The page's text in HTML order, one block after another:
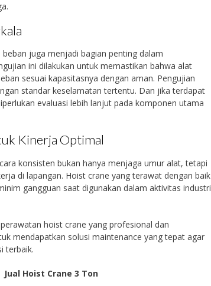
juga menjadi bagian penting dalam
ini dilakukan untuk memastikan bahwa alat
sesuai kapasitasnya dengan aman. Pengujian
standar keselamatan tertentu. Dan jika terdapat
evaluasi lebih lanjut pada komponen utama
Kinerja Optimal
konsisten bukan hanya menjaga umur alat, tetapi
di lapangan. Hoist crane yang terawat dengan baik
gangguan saat digunakan dalam aktivitas industri
hoist crane yang profesional dan
mendapatkan solusi maintenance yang tepat agar
terbaik.
Jual Hoist Crane 3 Ton